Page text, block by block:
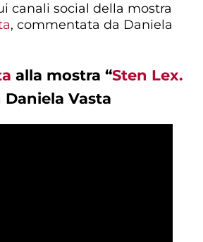
canali social della mostra
, commentata da Daniela
alla mostra “Sten Lex.
Daniela Vasta